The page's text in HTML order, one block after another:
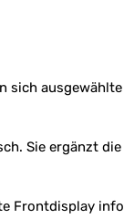
sich
Sie ergänzt
Frontdisplay